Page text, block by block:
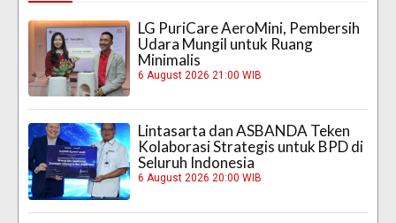
LG PuriCare AeroMini, Pembersih
Udara Mungil untuk Ruang
Minimalis
6 August 2026 21:00 WIB
Lintasarta dan ASBANDA Teken
Kolaborasi Strategis untuk BPD di
Seluruh Indonesia
6 August 2026 20:00 WIB